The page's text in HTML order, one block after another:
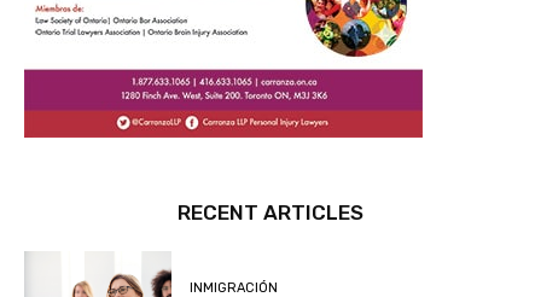
RECENT ARTICLES
INMIGRACIÓN